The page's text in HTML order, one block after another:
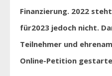
Finanzierung. 2022
für2023 jedoch nicht.
Teilnehmer und
Online-Petition